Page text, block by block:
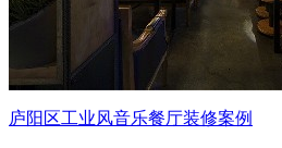
庐阳区工业风音乐餐厅装修案例